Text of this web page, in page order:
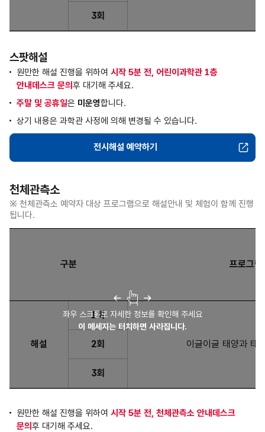
3회
스팟해설
원만한 해설 진행을 위하여 시작 5분 전, 어린이과학관 1층
안내데스크 문의 후 대기해 주세요.
주말 및 공휴일은 미운영합니다.
상기 내용은 과학관 사정에 의해 변경될 수 있습니다.
생물탐구관
전시해설 예약하기
천체관측소
※ 천체관측소 예약자 대상 프로그램으로 해설안내 및 체험이 함께 진행
됩니다.
좌우 스크롤로 자세한 정보를 확인해 주세요
이 메세지는 터치하면 사라집니다.
천체관측소 : 구분, 프로그램, 운영시간, 대상 및 인원, 소요시
구분 프로그램
해설
1회
이글이글 태양과 태
2회
3회
원만한 해설 진행을 위하여 시작 5분 전, 천체관측소 안내데스크
문의 후 대기해 주세요.